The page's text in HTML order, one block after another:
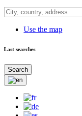
Use the map
Last searches
Search